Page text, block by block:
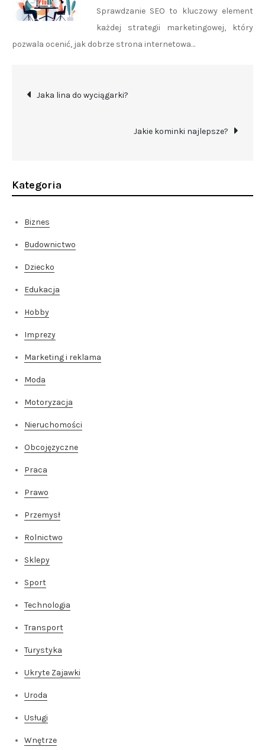
Sprawdzanie SEO to kluczowy element
każdej strategii marketingowej, który
pozwala ocenić, jak dobrze strona internetowa…
Nawigacja
Jaka lina do wyciągarki?
Jakie kominki najlepsze?
Kategoria
Biznes
Budownictwo
Dziecko
Edukacja
Hobby
Imprezy
Marketing i reklama
Moda
Motoryzacja
Nieruchomości
Obcojęzyczne
Praca
Prawo
Przemysł
Rolnictwo
Sklepy
Sport
Technologia
Transport
Turystyka
Ukryte Zajawki
Uroda
Usługi
Wnętrze